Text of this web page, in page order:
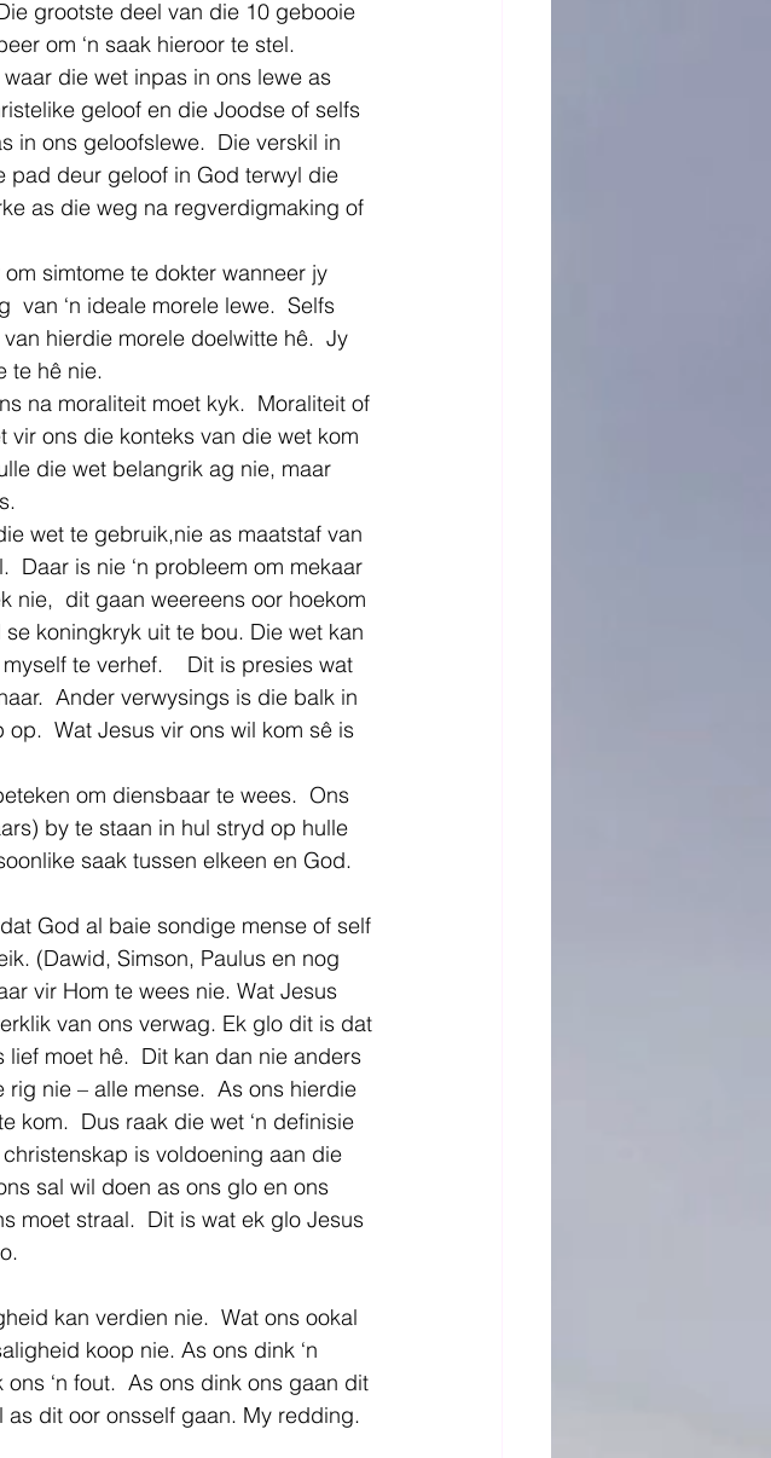
grootste deel van die 10 gebooie
om ‘n saak hieroor te stel.
die wet inpas in ons lewe as
geloof en die Joodse of selfs
in ons geloofslewe.  Die verskil in
pad deur geloof in God terwyl die
as die weg na regverdigmaking of
simtome te dokter wanneer jy
van ‘n ideale morele lewe.  Selfs
hierdie morele doelwitte hê.  Jy
te hê nie.
na moraliteit moet kyk.  Moraliteit of
vir ons die konteks van die wet kom
die wet belangrik ag nie, maar
wet te gebruik,nie as maatstaf van
Daar is nie ‘n probleem om mekaar
nie,  dit gaan weereens oor hoekom
koningkryk uit te bou. Die wet kan
te verhef.    Dit is presies wat
Ander verwysings is die balk in
Wat Jesus vir ons wil kom sê is
om diensbaar te wees.  Ons
by te staan in hul stryd op hulle
saak tussen elkeen en God.
God al baie sondige mense of self
(Dawid, Simson, Paulus en nog
vir Hom te wees nie. Wat Jesus
van ons verwag. Ek glo dit is dat
moet hê.  Dit kan dan nie anders
nie – alle mense.  As ons hierdie
Dus raak die wet ‘n definisie
christenskap is voldoening aan die
sal wil doen as ons glo en ons
moet straal.  Dit is wat ek glo Jesus
kan verdien nie.  Wat ons ookal
koop nie. As ons dink ‘n
‘n fout.  As ons dink ons gaan dit
as dit oor onsself gaan. My redding.